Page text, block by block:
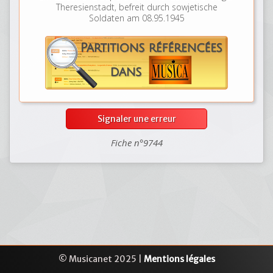
Theresienstadt, befreit durch sowjetische
Soldaten am 08.95.1945
Signaler une erreur
Fiche n°9744
© Musicanet 2025 | Mentions légales